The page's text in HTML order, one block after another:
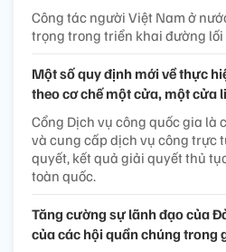
Công tác người Việt Nam ở
trọng trong triển khai đường
Một số quy định mới về thực
theo cơ chế một cửa, một cửa
Cổng Dịch vụ công quốc gia là
và cung cấp dịch vụ công trực
quyết, kết quả giải quyết thủ
toàn quốc.
Tăng cường sự lãnh đạo của
của các hội quần chúng trong